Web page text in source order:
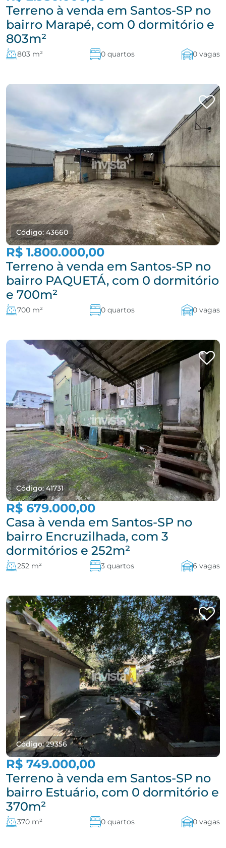
Terreno à venda em Santos-SP no
bairro Marapé, com 0 dormitório e
803m²
803 m² 0 quartos 0 vagas
Código: 43660
R$ 1.800.000,00
Terreno à venda em Santos-SP no
bairro PAQUETÁ, com 0 dormitório
e 700m²
700 m² 0 quartos 0 vagas
Código: 41731
R$ 679.000,00
Casa à venda em Santos-SP no
bairro Encruzilhada, com 3
dormitórios e 252m²
252 m² 3 quartos 6 vagas
Código: 29356
R$ 749.000,00
Terreno à venda em Santos-SP no
bairro Estuário, com 0 dormitório e
370m²
370 m² 0 quartos 0 vagas